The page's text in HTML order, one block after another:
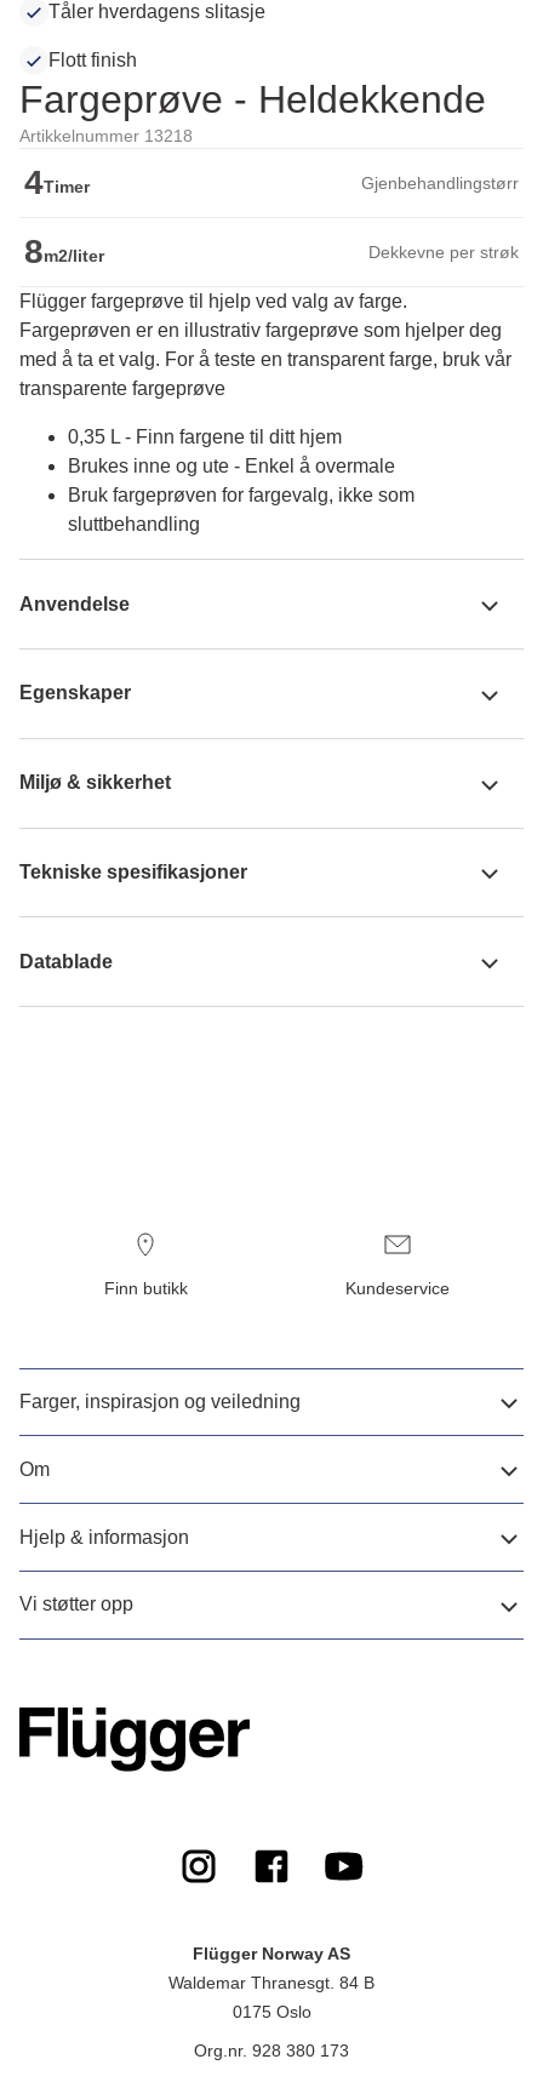
Tåler hverdagens slitasje
Flott finish
Fargeprøve - Heldekkende
Artikkelnummer 13218
4Timer Gjenbehandlingstørr
8m2/liter Dekkevne per strøk
Flügger fargeprøve til hjelp ved valg av farge.
Fargeprøven er en illustrativ fargeprøve som hjelper deg
med å ta et valg. For å teste en transparent farge, bruk vår
transparente fargeprøve
0,35 L - Finn fargene til ditt hjem
Brukes inne og ute - Enkel å overmale
Bruk fargeprøven for fargevalg, ikke som
sluttbehandling
Anvendelse
Egenskaper
Miljø & sikkerhet
Tekniske spesifikasjoner
Datablade
Finn butikk Kundeservice
Farger, inspirasjon og veiledning
Om
Hjelp & informasjon
Vi støtter opp
Flügger Norway AS
Waldemar Thranesgt. 84 B
0175 Oslo
Org.nr. 928 380 173